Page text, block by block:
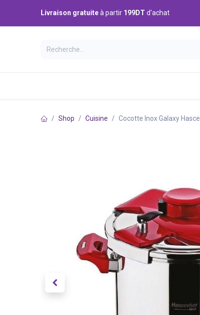
Livraison gratuiteà partir 199DT d'achat
Shop Cuisine Cocotte Inox Galaxy